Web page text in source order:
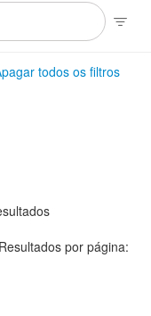
todos os filtros
Resultados por página: